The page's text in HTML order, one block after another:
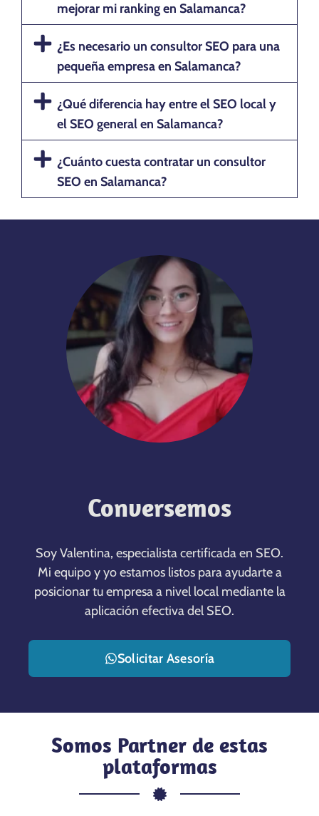
mejorar mi ranking en Salamanca?
¿Es necesario un consultor SEO para una
pequeña empresa en Salamanca?
¿Qué diferencia hay entre el SEO local y
el SEO general en Salamanca?
¿Cuánto cuesta contratar un consultor
SEO en Salamanca?
Conversemos
Soy Valentina, especialista certificada en SEO.
Mi equipo y yo estamos listos para ayudarte a
posicionar tu empresa a nivel local mediante la
aplicación efectiva del SEO.
Solicitar Asesoría
Somos Partner de estas
plataformas